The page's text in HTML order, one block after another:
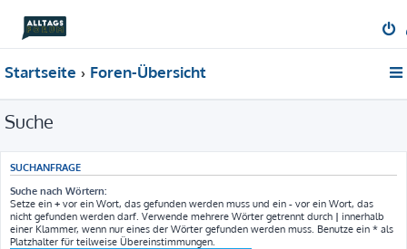
Startseite Foren-Übersicht
Suche
SUCHANFRAGE
Suche nach Wörtern:
Setze ein + vor ein Wort, das gefunden werden muss und ein - vor ein Wort, das
nicht gefunden werden darf. Verwende mehrere Wörter getrennt durch | innerhalb
einer Klammer, wenn nur eines der Wörter gefunden werden muss. Benutze ein * als
Platzhalter für teilweise Übereinstimmungen.